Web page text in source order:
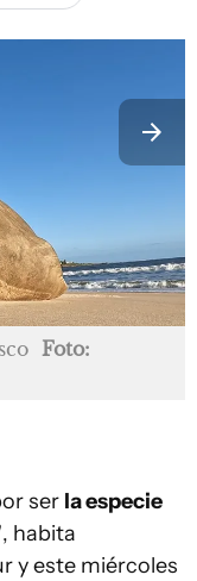
Foto:
ser la especie
, habita
y este miércoles